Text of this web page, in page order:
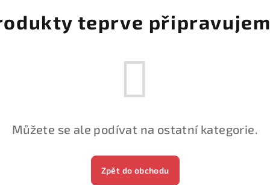
teprve
Můžete se ale podívat na ostatní kategorie.
Zpět do obchodu